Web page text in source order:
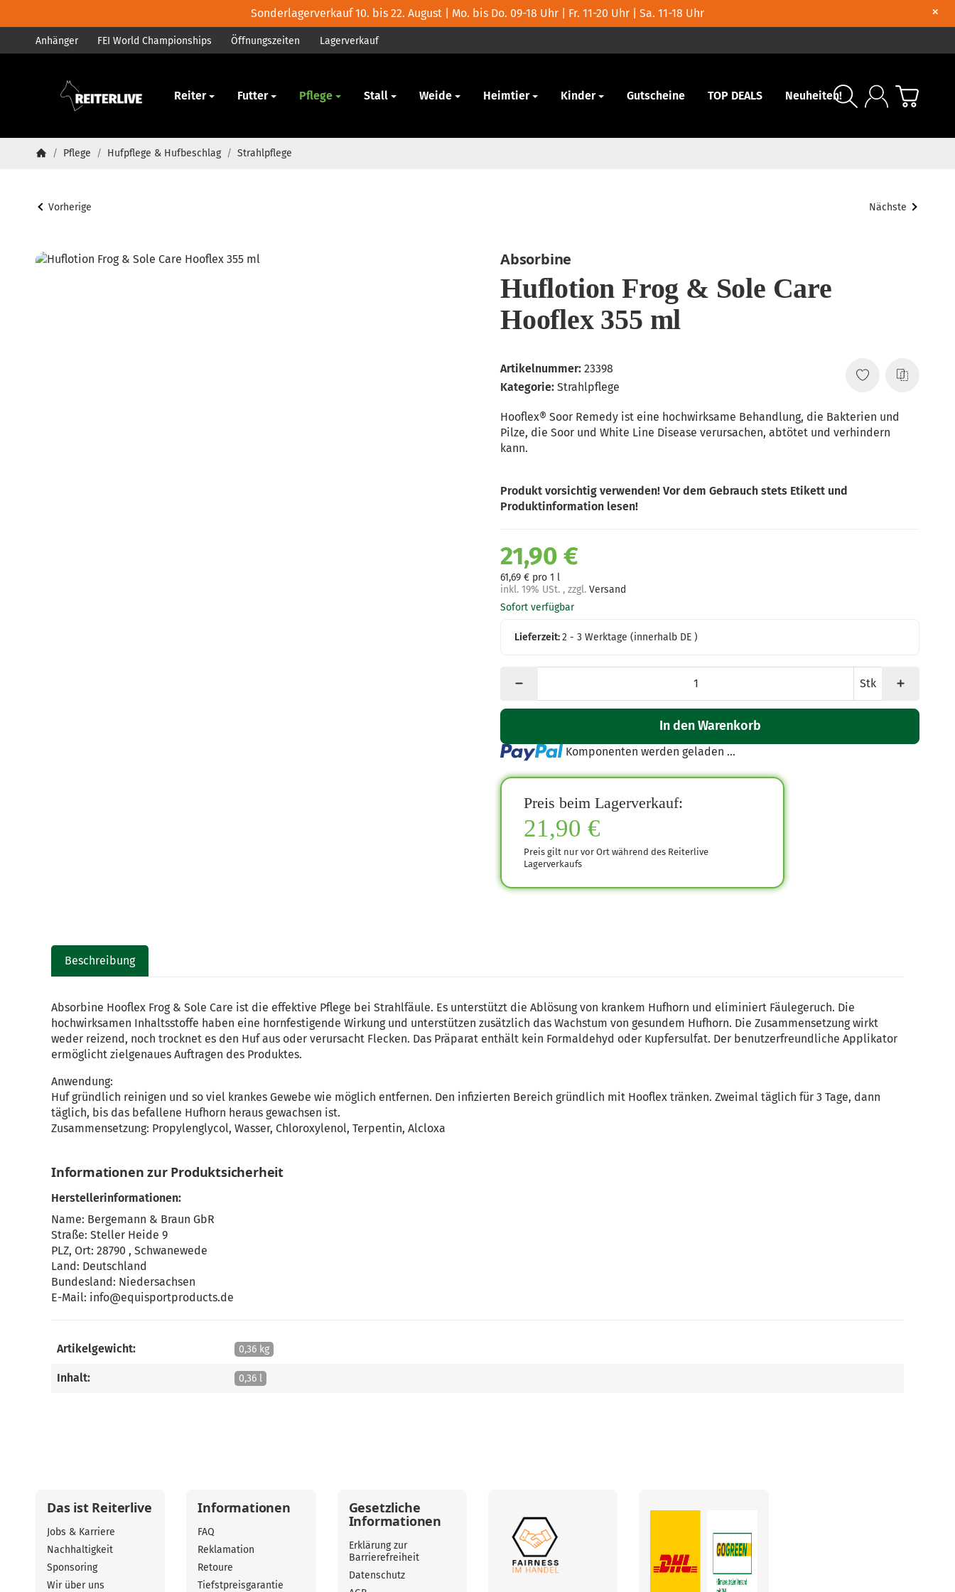
Sonderlagerverkauf 10. bis 22. August | Mo. bis Do. 09-18 Uhr | Fr. 11-20 Uhr | Sa. 11-18 Uhr ×
Anhänger FEI World Championships Öffnungszeiten Lagerverkauf
Pferd Reiter Futter Pflege Stall Weide Heimtier Kinder Gutscheine TOP DEALS Neuheiten!
/ Pflege / Hufpflege & Hufbeschlag / Strahlpflege
Vorherige Nächste
Absorbine
Huflotion Frog & Sole Care
Hooflex 355 ml
Artikelnummer: 23398
Kategorie: Strahlpflege
Hooflex® Soor Remedy ist eine hochwirksame Behandlung, die Bakterien und
Pilze, die Soor und White Line Disease verursachen, abtötet und verhindern
kann.
Produkt vorsichtig verwenden! Vor dem Gebrauch stets Etikett und
Produktinformation lesen!
21,90 €
61,69 € pro 1 l
inkl. 19% USt. , zzgl. Versand
Sofort verfügbar
Lieferzeit:2 - 3 Werktage(innerhalb DE )
Stk
In den Warenkorb
Loading... Komponenten werden geladen ...
Preis beim Lagerverkauf:
21,90 €
Preis gilt nur vor Ort während des Reiterlive
Lagerverkaufs
Beschreibung
Absorbine Hooflex Frog & Sole Care ist die effektive Pflege bei Strahlfäule. Es unterstützt die Ablösung von krankem Hufhorn und eliminiert Fäulegeruch. Die
hochwirksamen Inhaltsstoffe haben eine hornfestigende Wirkung und unterstützen zusätzlich das Wachstum von gesundem Hufhorn. Die Zusammensetzung wirkt
weder reizend, noch trocknet es den Huf aus oder verursacht Flecken. Das Präparat enthält kein Formaldehyd oder Kupfersulfat. Der benutzerfreundliche Applikator
ermöglicht zielgenaues Auftragen des Produktes.
Anwendung:
Huf gründlich reinigen und so viel krankes Gewebe wie möglich entfernen. Den infizierten Bereich gründlich mit Hooflex tränken. Zweimal täglich für 3 Tage, dann
täglich, bis das befallene Hufhorn heraus gewachsen ist.
Zusammensetzung: Propylenglycol, Wasser, Chloroxylenol, Terpentin, Alcloxa
Informationen zur Produktsicherheit
Herstellerinformationen:
Name: Bergemann & Braun GbR
Straße: Steller Heide 9
PLZ, Ort: 28790 , Schwanewede
Land: Deutschland
Bundesland: Niedersachsen
E-Mail: info@equisportproducts.de
Artikelgewicht: 0,36 kg
Inhalt: 0,36 l
Das ist Reiterlive
Jobs & Karriere
Nachhaltigkeit
Sponsoring
Wir über uns
Informationen
FAQ
Reklamation
Retoure
Tiefstpreisgarantie
Gesetzliche
Informationen
Erklärung zur
Barrierefreiheit
Datenschutz